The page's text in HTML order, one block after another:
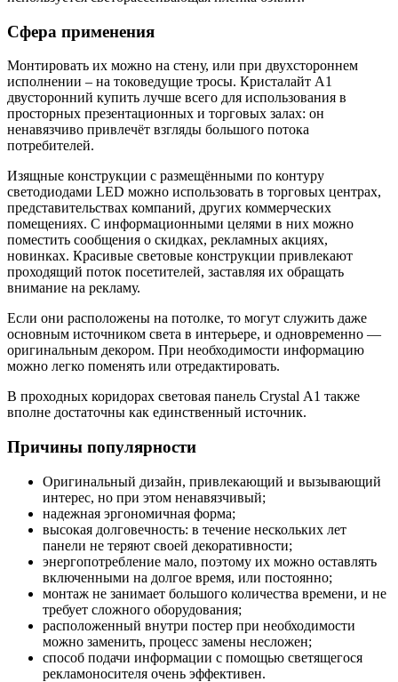
Сфера применения
Монтировать их можно на стену, или при двухстороннем
исполнении – на токоведущие тросы. Кристалайт А1
двусторонний купить лучше всего для использования в
просторных презентационных и торговых залах: он
ненавязчиво привлечёт взгляды большого потока
потребителей.
Изящные конструкции с размещёнными по контуру
светодиодами LED можно использовать в торговых центрах,
представительствах компаний, других коммерческих
помещениях. С информационными целями в них можно
поместить сообщения о скидках, рекламных акциях,
новинках. Красивые световые конструкции привлекают
проходящий поток посетителей, заставляя их обращать
внимание на рекламу.
Если они расположены на потолке, то могут служить даже
основным источником света в интерьере, и одновременно —
оригинальным декором. При необходимости информацию
можно легко поменять или отредактировать.
В проходных коридорах световая панель Crystal А1 также
вполне достаточны как единственный источник.
Причины популярности
Оригинальный дизайн, привлекающий и вызывающий
интерес, но при этом ненавязчивый;
надежная эргономичная форма;
высокая долговечность: в течение нескольких лет
панели не теряют своей декоративности;
энергопотребление мало, поэтому их можно оставлять
включенными на долгое время, или постоянно;
монтаж не занимает большого количества времени, и не
требует сложного оборудования;
расположенный внутри постер при необходимости
можно заменить, процесс замены несложен;
способ подачи информации с помощью светящегося
рекламоносителя очень эффективен.